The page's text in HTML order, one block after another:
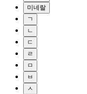
미네랄
ㄱ
ㄴ
ㄷ
ㄹ
ㅁ
ㅂ
ㅅ